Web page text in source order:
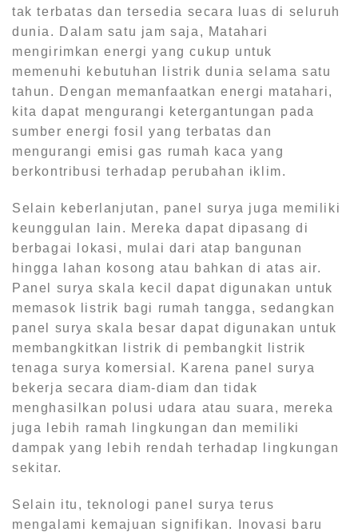
tak terbatas dan tersedia secara luas di seluruh
dunia. Dalam satu jam saja, Matahari
mengirimkan energi yang cukup untuk
memenuhi kebutuhan listrik dunia selama satu
tahun. Dengan memanfaatkan energi matahari,
kita dapat mengurangi ketergantungan pada
sumber energi fosil yang terbatas dan
mengurangi emisi gas rumah kaca yang
berkontribusi terhadap perubahan iklim.
Selain keberlanjutan, panel surya juga memiliki
keunggulan lain. Mereka dapat dipasang di
berbagai lokasi, mulai dari atap bangunan
hingga lahan kosong atau bahkan di atas air.
Panel surya skala kecil dapat digunakan untuk
memasok listrik bagi rumah tangga, sedangkan
panel surya skala besar dapat digunakan untuk
membangkitkan listrik di pembangkit listrik
tenaga surya komersial. Karena panel surya
bekerja secara diam-diam dan tidak
menghasilkan polusi udara atau suara, mereka
juga lebih ramah lingkungan dan memiliki
dampak yang lebih rendah terhadap lingkungan
sekitar.
Selain itu, teknologi panel surya terus
mengalami kemajuan signifikan. Inovasi baru